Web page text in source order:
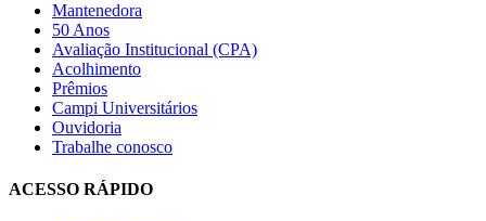
Mantenedora
50 Anos
Avaliação Institucional (CPA)
Acolhimento
Prêmios
Campi Universitários
Ouvidoria
Trabalhe conosco
ACESSO RÁPIDO